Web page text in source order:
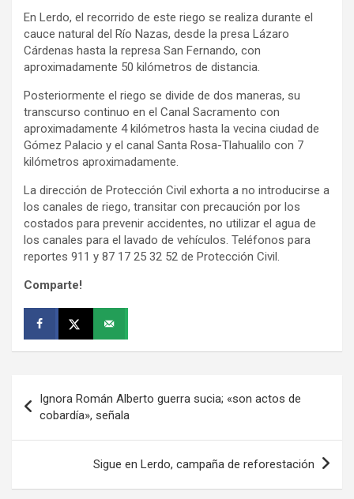
En Lerdo, el recorrido de este riego se realiza durante el
cauce natural del Río Nazas, desde la presa Lázaro
Cárdenas hasta la represa San Fernando, con
aproximadamente 50 kilómetros de distancia.
Posteriormente el riego se divide de dos maneras, su
transcurso continuo en el Canal Sacramento con
aproximadamente 4 kilómetros hasta la vecina ciudad de
Gómez Palacio y el canal Santa Rosa-Tlahualilo con 7
kilómetros aproximadamente.
La dirección de Protección Civil exhorta a no introducirse a
los canales de riego, transitar con precaución por los
costados para prevenir accidentes, no utilizar el agua de
los canales para el lavado de vehículos. Teléfonos para
reportes 911 y 87 17 25 32 52 de Protección Civil.
Comparte!
de
entradas
Ignora Román Alberto guerra sucia; «son actos de
cobardía», señala
Sigue en Lerdo, campaña de reforestación